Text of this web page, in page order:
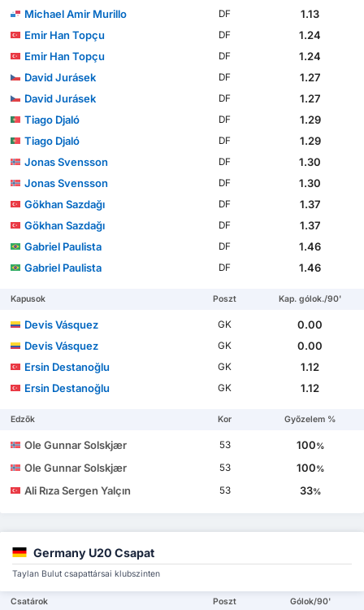
Michael Amir Murillo
DF
1.13
Emir Han Topçu
DF
1.24
Emir Han Topçu
DF
1.24
David Jurásek
DF
1.27
David Jurásek
DF
1.27
Tiago Djaló
DF
1.29
Tiago Djaló
DF
1.29
Jonas Svensson
DF
1.30
Jonas Svensson
DF
1.30
Gökhan Sazdağı
DF
1.37
Gökhan Sazdağı
DF
1.37
Gabriel Paulista
DF
1.46
Gabriel Paulista
DF 1.46
Kapusok Poszt Kap. gólok./90'
Devis Vásquez GK
0.00
Devis Vásquez
GK
0.00
Ersin Destanoğlu
GK
1.12
Ersin Destanoğlu
GK 1.12
Edzők Kor Győzelem %
Ole Gunnar Solskjær 53 100%
Ole Gunnar Solskjær 53 100%
Ali Rıza Sergen Yalçın 53 33%
Germany U20 Csapat
Taylan Bulut csapattársai klubszinten
Csatárok Poszt Gólok/90'